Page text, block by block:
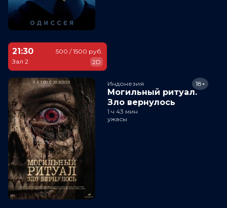
21:30
Зал 2
500 / 1500 руб.
2D
Индонезия
Могильный ритуал.
Зло вернулось
18+
1 ч 43 мин
ужасы